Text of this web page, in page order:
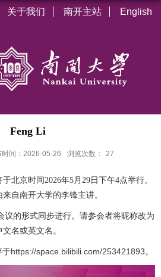
关于我们 南开主站 English
Feng Li
时间：2026-05-26 浏览次数： 27
北京时间2026年5月29日 下午4点举行。
自南开大学的李锋主讲。
的形式同步进行。 请参会者将昵称改为
文名或英文名。
于https://space.bilibili.com/253421893。